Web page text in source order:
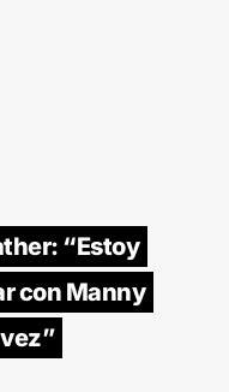
“Estoy
con Manny